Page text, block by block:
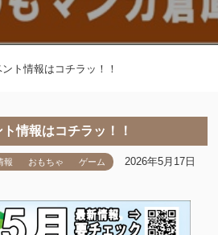
ト情報はコチラッ！！
情報はコチラッ！！
報 おもちゃ ゲーム 2026年5月17日